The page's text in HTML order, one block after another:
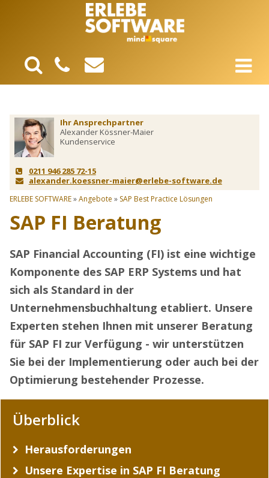
Ihr Ansprechpartner
Alexander Kössner-Maier
Kundenservice
0211 946 285 72-15
alexander.koessner-maier@erlebe-software.de
ERLEBE SOFTWARE»Angebote » SAP Best Practice Lösungen
SAP FI Beratung
SAP Financial Accounting (FI) ist eine wichtige
Komponente des SAP ERP Systems und hat
sich als Standard in der
Unternehmensbuchhaltung etabliert. Unsere
Experten stehen Ihnen mit unserer Beratung
für SAP FI zur Verfügung - wir unterstützen
Sie bei der Implementierung oder auch bei der
Optimierung bestehender Prozesse.
Überblick
Herausforderungen
Unsere Expertise in SAP FI Beratung